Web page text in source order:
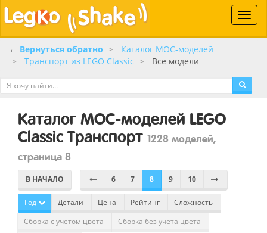
Toggle
← Вернуться обратно
Каталог MOC-моделей
Транспорт из LEGO Classic
Все модели
Каталог MOC-моделей LEGO
Classic Транспорт 1228 моделей,
страница 8
В НАЧАЛО 6 7 8 9 10
Год Детали Цена Рейтинг
Сложность
Сборка с учетом цвета
Сборка без учета цвета